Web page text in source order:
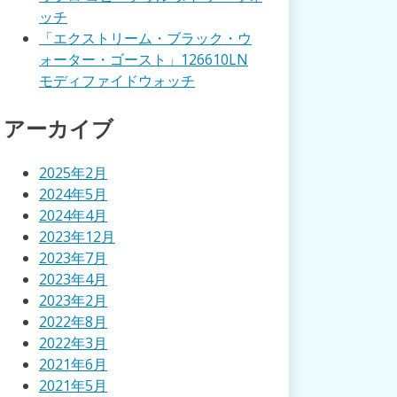
ッチ
「エクストリーム・ブラック・ウ
ォーター・ゴースト」126610LN
モディファイドウォッチ
アーカイブ
2025年2月
2024年5月
2024年4月
2023年12月
2023年7月
2023年4月
2023年2月
2022年8月
2022年3月
2021年6月
2021年5月